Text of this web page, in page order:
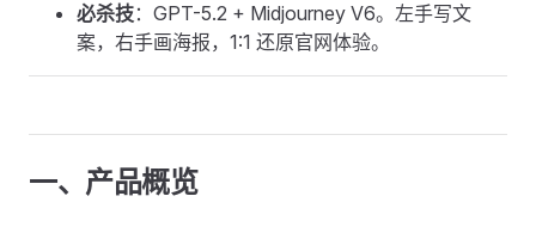
必杀技：GPT-5.2 + Midjourney V6。左手写文
案，右手画海报，1:1 还原官网体验。
一、产品概览